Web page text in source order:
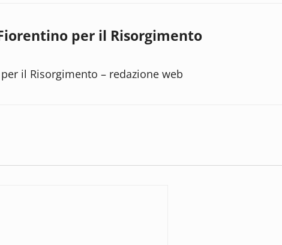
per il Risorgimento
il Risorgimento – redazione web